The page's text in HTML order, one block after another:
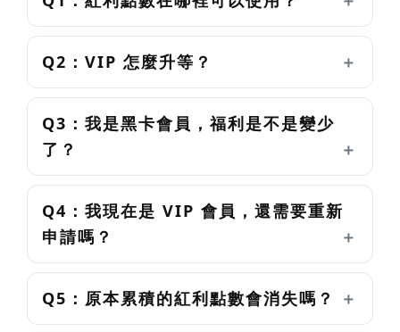
Q2：VIP 怎麼升等？
Q3：我是黑卡會員，福利是不是變少
了？
Q4：我現在是 VIP 會員，還需要重新
申請嗎？
Q5：原本累積的紅利點數會消失嗎？